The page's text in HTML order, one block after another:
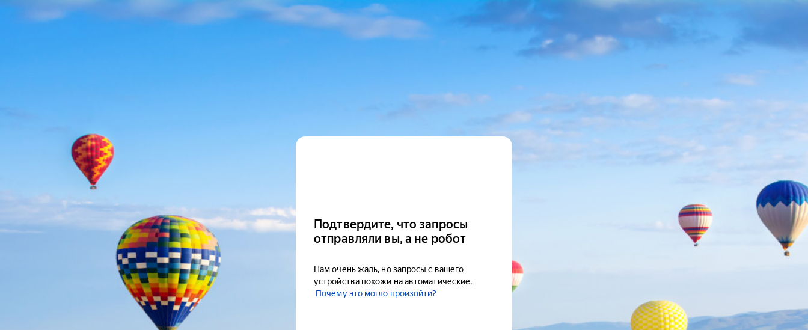
Подтвердите, что запросы
отправляли вы, а не робот
Нам очень жаль, но запросы с вашего
устройства похожи на автоматические.
Почему это могло произойти?